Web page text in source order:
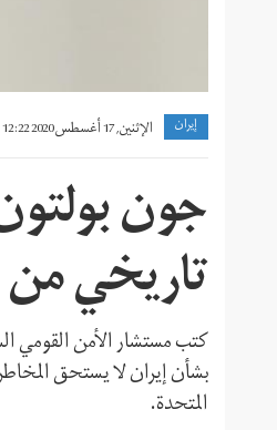
إيران الإثنين, 17 أغسطس 2020 12:22
جون
تاريخي من
كتب مستشار الأمن القومي
بشأن إيران لا يستحق
المتحدة.